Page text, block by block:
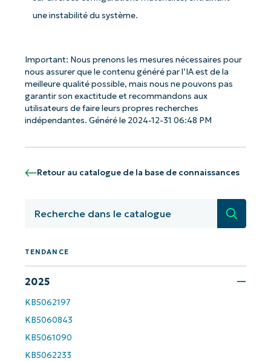
une instabilité du système.
Important: Nous prenons les mesures nécessaires pour
nous assurer que le contenu généré par l’IA est de la
meilleure qualité possible, mais nous ne pouvons pas
garantir son exactitude et recommandons aux
utilisateurs de faire leurs propres recherches
indépendantes. Généré le 2024-12-31 06:48 PM
Retour au catalogue de la base de connaissances
TENDANCE
2025
KB5062197
KB5060843
KB5061090
KB5062233
Commencez avec les analyses de KB
pilotées par l'IA de NinjaOne !
First
Business
email*
number*
Pays
name*